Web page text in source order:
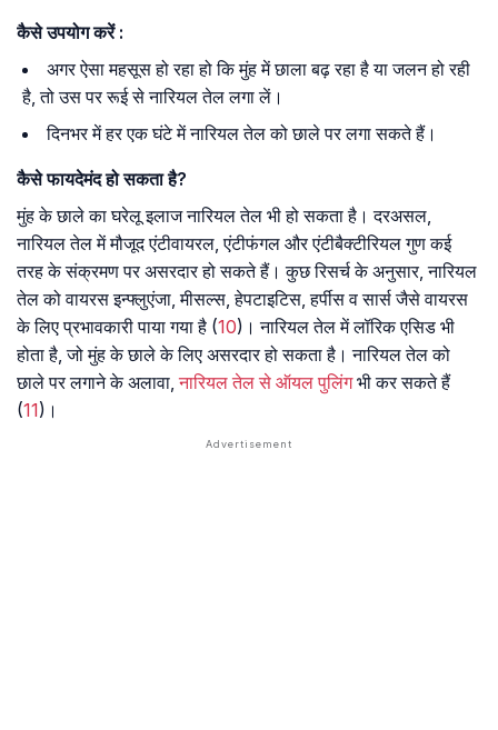
कैसे उपयोग करें:
अगर ऐसा महसूस हो रहा हो कि मुंह में छाला बढ़ रहा है या जलन हो रही
है, तो उस पर रूई से नारियल तेल लगा लें।
दिनभर में हर एक घंटे में नारियल तेल को छाले पर लगा सकते हैं।
कैसे फायदेमंद हो सकता है?
मुंह के छाले का घरेलू इलाज नारियल तेल भी हो सकता है। दरअसल,
नारियल तेल में मौजूद एंटीवायरल, एंटीफंगल और एंटीबैक्टीरियल गुण कई
तरह के संक्रमण पर असरदार हो सकते हैं। कुछ रिसर्च के अनुसार, नारियल
तेल को वायरस इन्फ्लुएंजा, मीसल्स, हेपटाइटिस, हर्पीस व सार्स जैसे वायरस
के लिए प्रभावकारी पाया गया है (10)। नारियल तेल में लॉरिक एसिड भी
होता है, जो मुंह के छाले के लिए असरदार हो सकता है। नारियल तेल को
छाले पर लगाने के अलावा,नारियल तेल से ऑयल पुलिंगभी कर सकते हैं
(11)।